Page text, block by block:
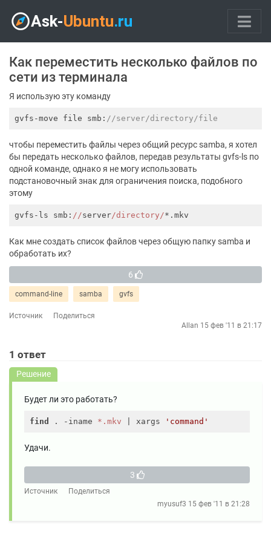
Как переместить несколько файлов по
сети из терминала
Я использую эту команду
gvfs-move file smb: //server/directory/file
чтобы переместить файлы через общий ресурс samba, я хотел
бы передать несколько файлов, передав результаты gvfs-ls по
одной команде, однако я не могу использовать
подстановочный знак для ограничения поиска, подобного
этому
gvfs-ls smb: //server/directory/
Как мне создать список файлов через общую папку samba и
обработать их?
6
command-line samba gvfs
Источник
Поделиться
Allan 15 фев '11 в 21:17
1 ответ
Решение
Будет ли это работать?
find . -iname *.mkv | xargs 'command'
Удачи.
3
Источник
Поделиться
myusuf3 15 фев '11 в 21:28